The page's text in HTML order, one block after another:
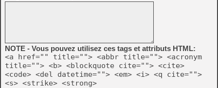
NOTE - Vous pouvez utilisez ces tags et attributs HTML:
<a href="" title=""> <abbr title=""> <acronym
title=""> <b> <blockquote cite=""> <cite>
<code> <del datetime=""> <em> <i> <q cite="">
<s> <strike> <strong>